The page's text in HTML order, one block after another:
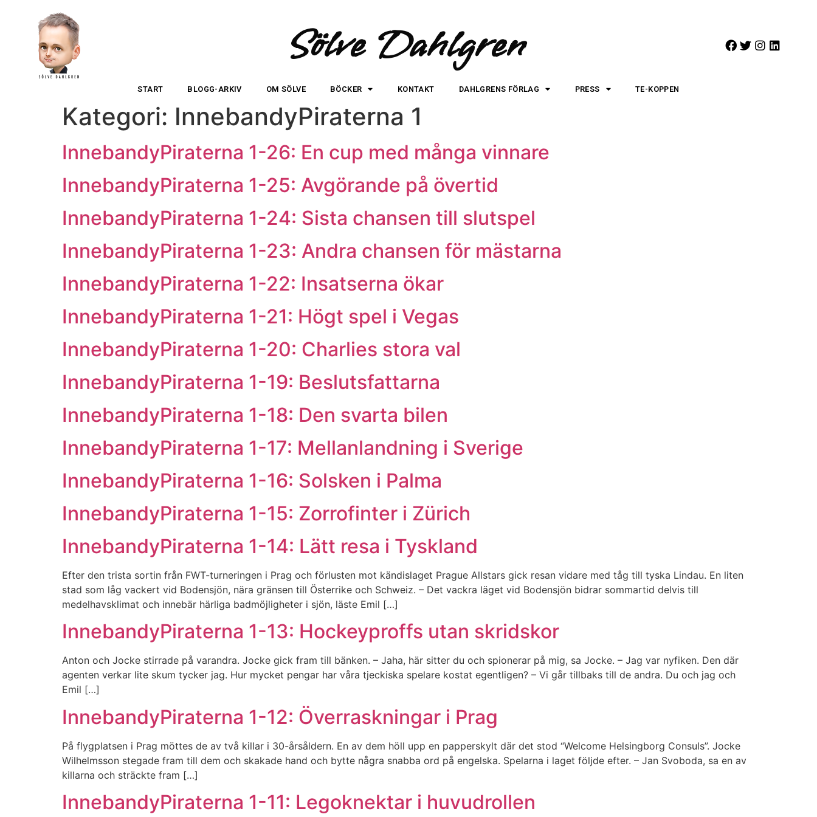
Sölve Dahlgren
START BLOGG-ARKIV OM SÖLVE BÖCKER KONTAKT DAHLGRENS FÖRLAG PRESS TE-KOPPEN
Kategori: InnebandyPiraterna 1
InnebandyPiraterna 1-26: En cup med många vinnare
InnebandyPiraterna 1-25: Avgörande på övertid
InnebandyPiraterna 1-24: Sista chansen till slutspel
InnebandyPiraterna 1-23: Andra chansen för mästarna
InnebandyPiraterna 1-22: Insatserna ökar
InnebandyPiraterna 1-21: Högt spel i Vegas
InnebandyPiraterna 1-20: Charlies stora val
InnebandyPiraterna 1-19: Beslutsfattarna
InnebandyPiraterna 1-18: Den svarta bilen
InnebandyPiraterna 1-17: Mellanlandning i Sverige
InnebandyPiraterna 1-16: Solsken i Palma
InnebandyPiraterna 1-15: Zorrofinter i Zürich
InnebandyPiraterna 1-14: Lätt resa i Tyskland
Efter den trista sortin från FWT-turneringen i Prag och förlusten mot kändislaget Prague Allstars gick resan vidare med tåg till tyska Lindau. En liten
stad som låg vackert vid Bodensjön, nära gränsen till Österrike och Schweiz. – Det vackra läget vid Bodensjön bidrar sommartid delvis till
medelhavsklimat och innebär härliga badmöjligheter i sjön, läste Emil […]
InnebandyPiraterna 1-13: Hockeyproffs utan skridskor
Anton och Jocke stirrade på varandra. Jocke gick fram till bänken. – Jaha, här sitter du och spionerar på mig, sa Jocke. – Jag var nyfiken. Den där
agenten verkar lite skum tycker jag. Hur mycket pengar har våra tjeckiska spelare kostat egentligen? – Vi går tillbaks till de andra. Du och jag och
Emil […]
InnebandyPiraterna 1-12: Överraskningar i Prag
På flygplatsen i Prag möttes de av två killar i 30-årsåldern. En av dem höll upp en papperskylt där det stod “Welcome Helsingborg Consuls”. Jocke
Wilhelmsson stegade fram till dem och skakade hand och bytte några snabba ord på engelska. Spelarna i laget följde efter. – Jan Svoboda, sa en av
killarna och sträckte fram […]
InnebandyPiraterna 1-11: Legoknektar i huvudrollen